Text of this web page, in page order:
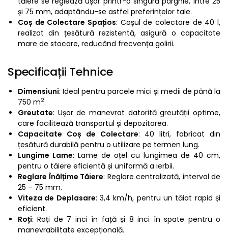
și 75 mm, adaptându-se astfel preferințelor tale.
Coș de Colectare Spațios: Coșul de colectare de 40 l,
realizat din țesătură rezistentă, asigură o capacitate
mare de stocare, reducând frecvența golirii.
Specificații Tehnice
Dimensiuni: Ideal pentru parcele mici și medii de până la
750 m2.
Greutate: Ușor de manevrat datorită greutății optime,
care facilitează transportul și depozitarea.
Capacitate Coș de Colectare: 40 litri, fabricat din
țesătură durabilă pentru o utilizare pe termen lung.
Lungime Lame: Lame de oțel cu lungimea de 40 cm,
pentru o tăiere eficientă și uniformă a ierbii.
Reglare Înălțime Tăiere: Reglare centralizată, interval de
25 – 75 mm.
Viteza de Deplasare: 3,4 km/h, pentru un tăiat rapid și
eficient.
Roți: Roți de 7 inci în față și 8 inci în spate pentru o
manevrabilitate excepțională.